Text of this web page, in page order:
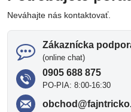
Neváhajte nás kontaktovať.
Zákaznícka
(online chat)
0905 688 875
PO-PIA: 8:00-16:30